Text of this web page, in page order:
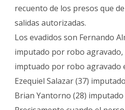
recuento de los presos que
salidas autorizadas.
Los evadidos son Fernando
imputado por robo agravado,
imptuado por robo agravado
Ezequiel Salazar (37)
Brian Yantorno (28)